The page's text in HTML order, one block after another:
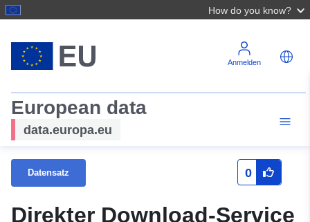
How do you know?
Anmelden
European data
data.europa.eu
Datensatz 0
Direkter Download-Service